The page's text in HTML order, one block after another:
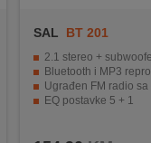
SAL BT 201
2.1 stereo +
Bluetooth i MP3
Ugrađen FM radio sa
EQ postavke 5 + 1